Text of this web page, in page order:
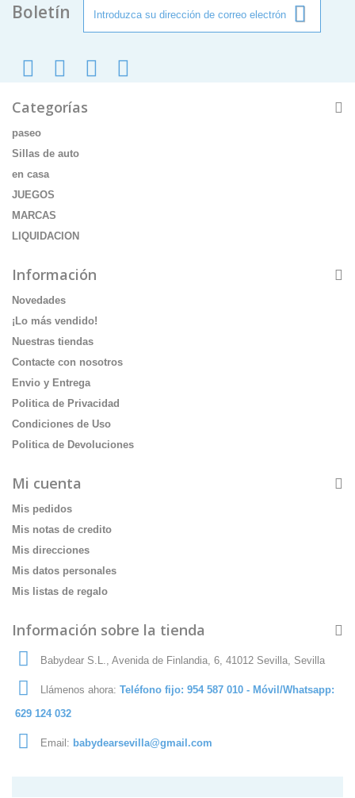
Boletín
Categorías
paseo
Sillas de auto
en casa
JUEGOS
MARCAS
LIQUIDACION
Información
Novedades
¡Lo más vendido!
Nuestras tiendas
Contacte con nosotros
Envio y Entrega
Politica de Privacidad
Condiciones de Uso
Politica de Devoluciones
Mi cuenta
Mis pedidos
Mis notas de credito
Mis direcciones
Mis datos personales
Mis listas de regalo
Información sobre la tienda
Babydear S.L., Avenida de Finlandia, 6, 41012 Sevilla, Sevilla
Llámenos ahora: Teléfono fijo: 954 587 010 - Móvil/Whatsapp:
629 124 032
Email: babydearsevilla@gmail.com